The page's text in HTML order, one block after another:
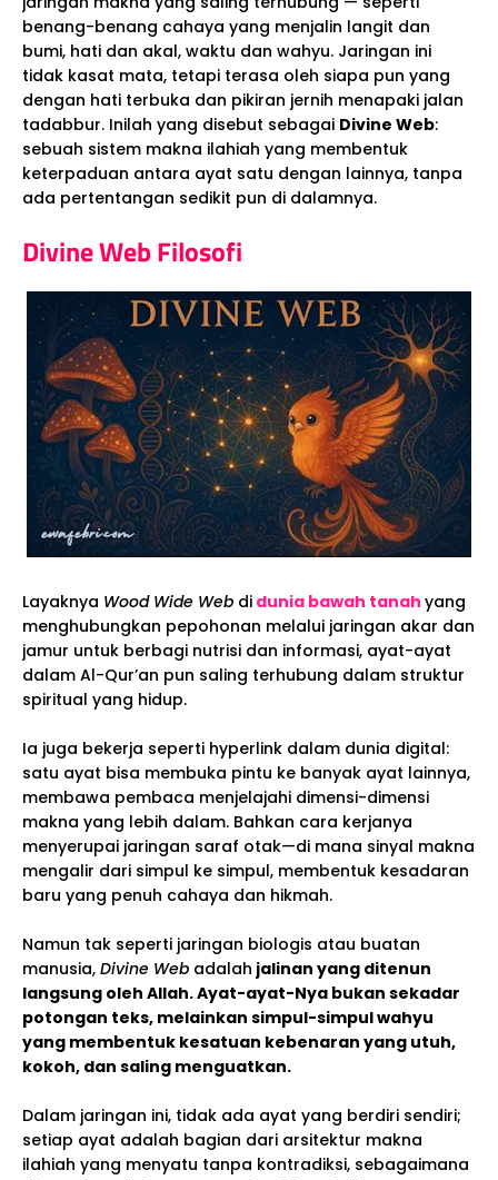
benang-benang cahaya yang menjalin langit dan
bumi, hati dan akal, waktu dan wahyu. Jaringan ini
tidak kasat mata, tetapi terasa oleh siapa pun yang
dengan hati terbuka dan pikiran jernih menapaki jalan
tadabbur. Inilah yang disebut sebagai Divine Web:
sebuah sistem makna ilahiah yang membentuk
keterpaduan antara ayat satu dengan lainnya, tanpa
ada pertentangan sedikit pun di dalamnya.
Divine Web Filosofi
Layaknya Wood Wide Web di dunia bawah tanah yang
menghubungkan pepohonan melalui jaringan akar dan
jamur untuk berbagi nutrisi dan informasi, ayat-ayat
dalam Al-Qur’an pun saling terhubung dalam struktur
spiritual yang hidup.
Ia juga bekerja seperti hyperlink dalam dunia digital:
satu ayat bisa membuka pintu ke banyak ayat lainnya,
membawa pembaca menjelajahi dimensi-dimensi
makna yang lebih dalam. Bahkan cara kerjanya
menyerupai jaringan saraf otak—di mana sinyal makna
mengalir dari simpul ke simpul, membentuk kesadaran
baru yang penuh cahaya dan hikmah.
Namun tak seperti jaringan biologis atau buatan
manusia, Divine Web adalah jalinan yang ditenun
langsung oleh Allah. Ayat-ayat-Nya bukan sekadar
potongan teks, melainkan simpul-simpul wahyu
yang membentuk kesatuan kebenaran yang utuh,
kokoh, dan saling menguatkan.
Dalam jaringan ini, tidak ada ayat yang berdiri sendiri;
setiap ayat adalah bagian dari arsitektur makna
ilahiah yang menyatu tanpa kontradiksi, sebagaimana